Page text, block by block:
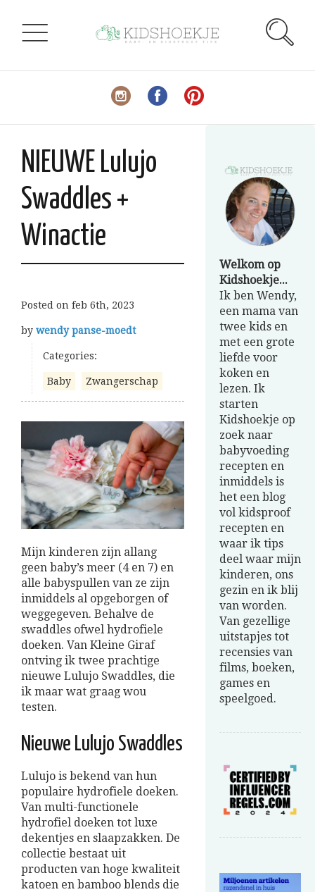
NIEUWE Lulujo
Swaddles +
Winactie
Posted on feb 6th, 2023
by wendy panse-moedt
Categories:
Baby Zwangerschap
Mijn kinderen zijn allang
geen baby’s meer (4 en 7) en
alle babyspullen van ze zijn
inmiddels al opgeborgen of
weggegeven. Behalve de
swaddles ofwel hydrofiele
doeken. Van Kleine Giraf
ontving ik twee prachtige
nieuwe Lulujo Swaddles, die
ik maar wat graag wou
testen.
Nieuwe Lulujo Swaddles
Lulujo is bekend van hun
populaire hydrofiele doeken.
Van multi-functionele
hydrofiel doeken tot luxe
dekentjes en slaapzakken. De
collectie bestaat uit
producten van hoge kwaliteit
katoen en bamboo blends die
Welkom op
Kidshoekje...
Ik ben Wendy,
een mama van
twee kids en
met een grote
liefde voor
koken en
lezen. Ik
starten
Kidshoekje op
zoek naar
babyvoeding
recepten en
inmiddels is
het een blog
vol kidsproof
recepten en
waar ik tips
deel waar mijn
kinderen, ons
gezin en ik blij
van worden.
Van gezellige
uitstapjes tot
recensies van
films, boeken,
games en
speelgoed.